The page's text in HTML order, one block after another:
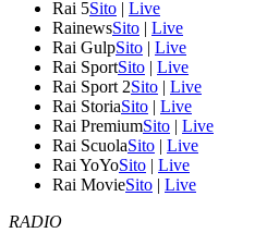
Rai 5Sito | Live
RainewsSito | Live
Rai GulpSito | Live
Rai SportSito | Live
Rai Sport 2Sito | Live
Rai StoriaSito | Live
Rai PremiumSito | Live
Rai ScuolaSito | Live
Rai YoYoSito | Live
Rai MovieSito | Live
RADIO